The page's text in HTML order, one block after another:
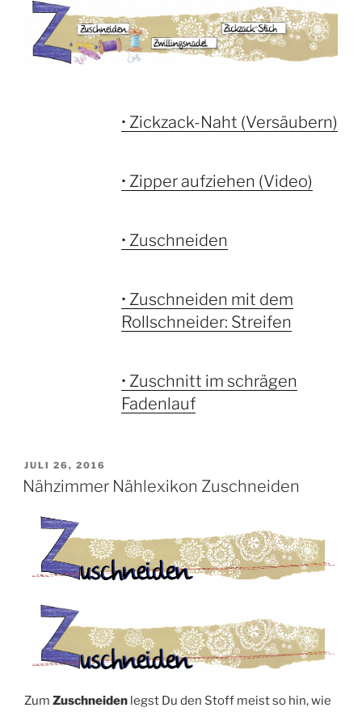
• Zickzack-Naht (Versäubern)
• Zipper aufziehen (Video)
• Zuschneiden
• Zuschneiden mit dem
Rollschneider: Streifen
• Zuschnitt im schrägen
Fadenlauf
VERÖFFENTLICHT
AM
JULI 26, 2016
Nähzimmer Nählexikon Zuschneiden
Zum Zuschnei­den legst Du den Stoff meist so hin, wie